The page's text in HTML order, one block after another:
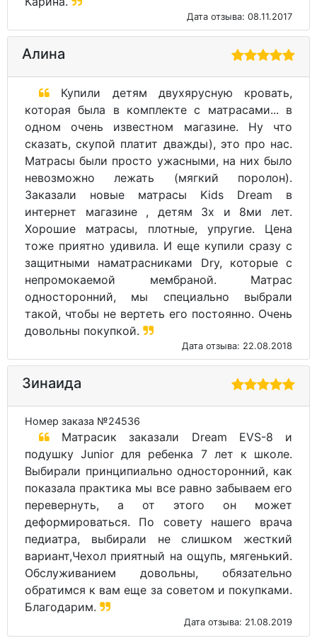
Дата отзыва: 08.11.2017
Алина
Купили детям двухярусную кровать,
которая была в комплекте с матрасами... в
одном очень известном магазине. Ну что
сказать, скупой платит дважды), это про нас.
Матрасы были просто ужасными, на них было
невозможно лежать (мягкий поролон).
Заказали новые матрасы Kids Dream в
интернет магазине , детям 3х и 8ми лет.
Хорошие матрасы, плотные, упругие. Цена
тоже приятно удивила. И еще купили сразу с
защитными наматрасниками Dry, которые с
непромокаемой мембраной. Матрас
односторонний, мы специально выбрали
такой, чтобы не вертеть его постоянно. Очень
довольны покупкой.
Дата отзыва: 22.08.2018
Зинаида
Номер заказа №24536
Матрасик заказали Dream EVS-8 и
подушку Junior для ребенка 7 лет к школе.
Выбирали принципиально односторонний, как
показала практика мы все равно забываем его
перевернуть, а от этого он может
деформироваться. По совету нашего врача
педиатра, выбирали не слишком жесткий
вариант,Чехол приятный на ощупь, мягенький.
Обслуживанием довольны, обязательно
обратимся к вам еще за советом и покупками.
Благодарим.
Дата отзыва: 21.08.2019